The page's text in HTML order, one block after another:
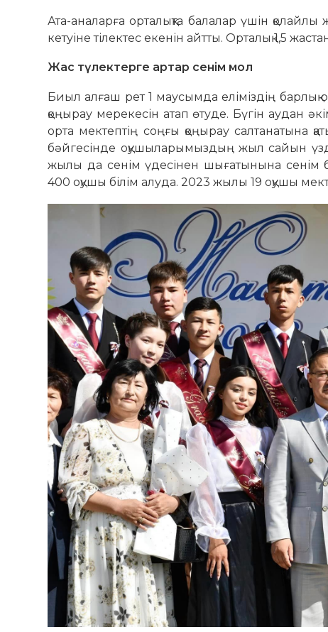
Ата-аналарға орталықта балалар үшін
кетуіне тілектес екенін айтты. Орталық 1,5
Жас түлектерге артар сенім мол
Биыл алғаш рет 1 маусымда еліміздің барлық
қоңырау мерекесін атап өтуде. Бүгін аудан
орта мектептің соңғы қоңырау салтанатына
бәйгесінде оқушыларымыздың жыл сайын
жылы да сенім үдесінен шығатынына сенім
400 оқушы білім алуда. 2023 жылы 19 оқушы